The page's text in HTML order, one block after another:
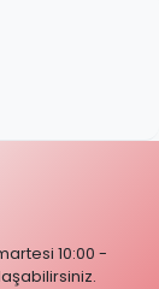
10:00 -